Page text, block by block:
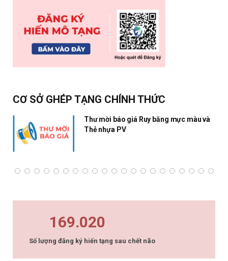
CƠ SỞ GHÉP TẠNG CHÍNH THỨC
Thư mời báo giá Ruy băng mực màu và
Thẻ nhựa PV
169.020
Số lượng đăng ký hiến tạng sau chết não